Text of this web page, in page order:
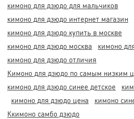
кимоно для дзюдо для мальчиков
кимоно для дзюдо интернет магазин
кимоно для дзюдо купить в москве
кимоно для дзюдо москва
кимоно
кимоно для дзюдо отличия
Кимоно для дзюдо по самым низким
кимоно для дзюдо синее детское
кимоно для дзюдо цена
кимоно
Ккимоно самбо дзюдо